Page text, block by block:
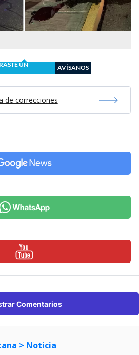
UN
AVÍSANOS
de correcciones
Comentarios
> Noticia